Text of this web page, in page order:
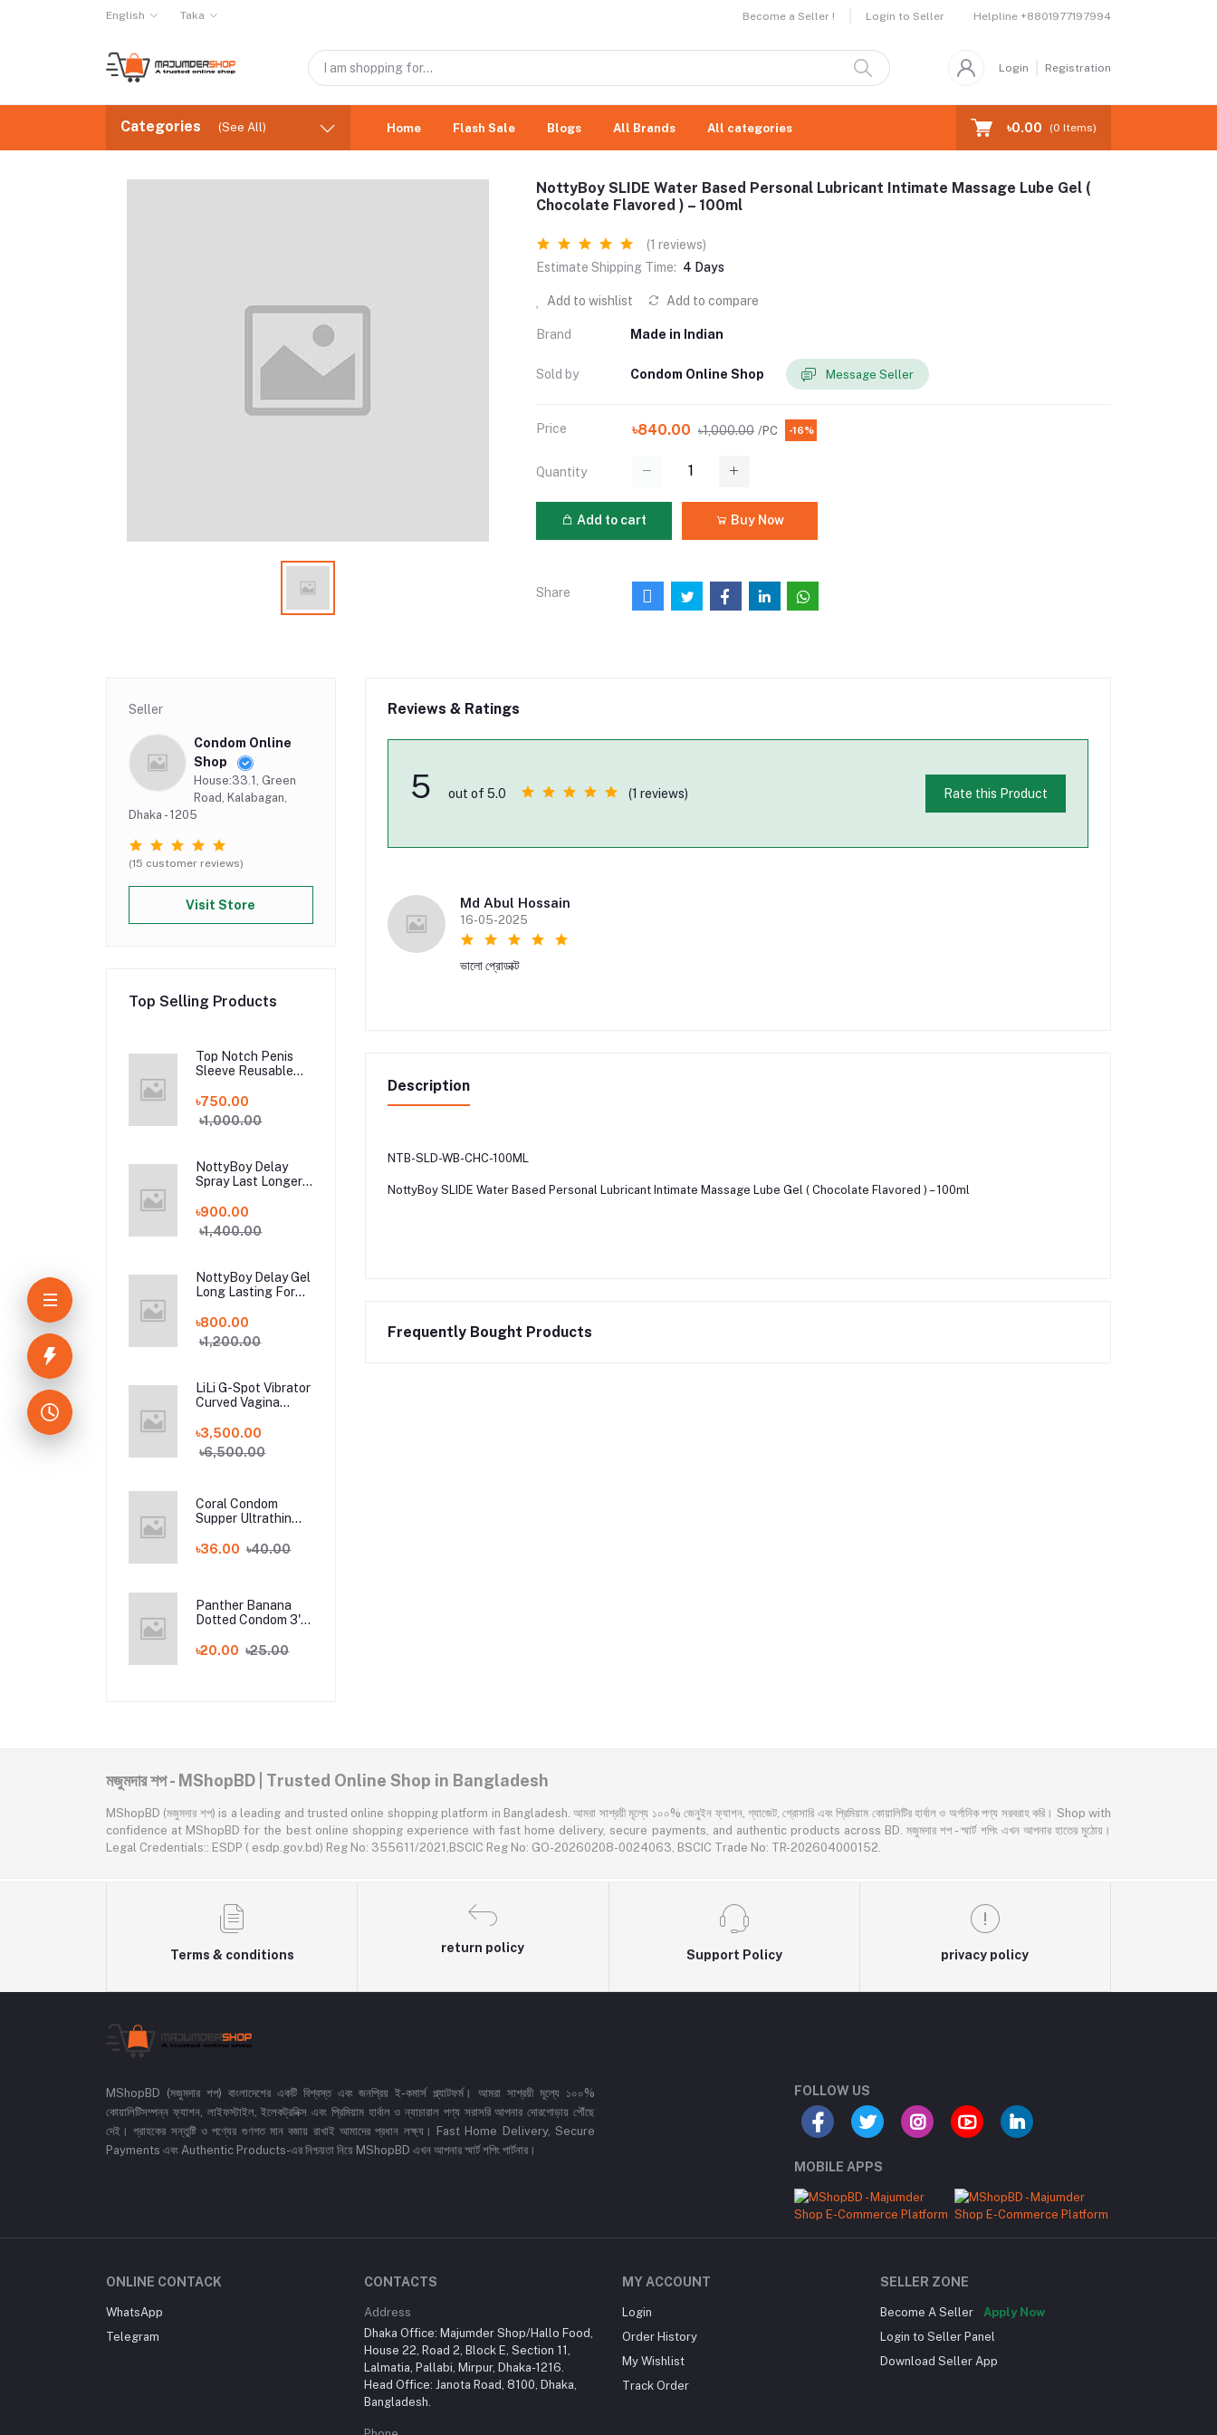
English Taka Become a Seller ! Login to Seller Helpline +8801977197994
Login Registration
Categories (See All) Home Flash Sale Blogs All Brands All categories ৳0.00 (0 Items)
NottyBoy SLIDE Water Based Personal Lubricant Intimate Massage Lube Gel (
Chocolate Flavored ) – 100ml
(1 reviews)
Estimate Shipping Time: 4 Days
Add to wishlist Add to compare
Brand Made in Indian
Sold by Condom Online Shop Message Seller
Price ৳840.00 ৳1,000.00 /PC -16%
Quantity
Add to cart Buy Now
Share
Seller
Condom Online
Shop
House:33.1, Green
Road, Kalabagan,
Dhaka - 1205
(15 customer reviews)
Visit Store
Top Selling Products
Top Notch Penis
Sleeve Reusable
৳750.00
৳1,000.00
NottyBoy Delay
Spray Last Longer
৳900.00
৳1,400.00
NottyBoy Delay Gel
Long Lasting For
৳800.00
৳1,200.00
LiLi G-Spot Vibrator
Curved Vagina
Women Dildo -
Purple
৳3,500.00
৳6,500.00
Coral Condom
Supper Ultrathin
PackSupper
৳36.00 ৳40.00
Panther Banana
Dotted Condom 3's
৳20.00 ৳25.00
Reviews & Ratings
5 out of 5.0 (1 reviews) Rate this Product
Md Abul Hossain
16-05-2025
ভালো প্রোডাক্ট
Description
NTB-SLD-WB-CHC-100ML
NottyBoy SLIDE Water Based Personal Lubricant Intimate Massage Lube Gel ( Chocolate Flavored ) – 100ml
Frequently Bought Products
মজুমদার শপ - MShopBD | Trusted Online Shop in Bangladesh
MShopBD (মজুমদার শপ) is a leading and trusted online shopping platform in Bangladesh. আমরা সাশ্রয়ী মূল্যে ১০০% জেনুইন ফ্যাশন, গ্যাজেট, গ্রোসারি এবং প্রিমিয়াম কোয়ালিটির হার্বাল ও অর্গানিক পণ্য সরবরাহ করি। Shop with
confidence at MShopBD for the best online shopping experience with fast home delivery, secure payments, and authentic products across BD. মজুমদার শপ - স্মার্ট শপিং এখন আপনার হাতের মুঠোয়।
Legal Credentials:: ESDP ( esdp.gov.bd) Reg No: 355611/2021,BSCIC Reg No: GO-20260208-0024063, BSCIC Trade No: TR-202604000152.
Terms & conditions
return policy
Support Policy privacy policy
MShopBD (মজুমদার শপ) বাংলাদেশের একটি বিশ্বস্ত এবং জনপ্রিয় ই-কমার্স প্ল্যাটফর্ম। আমরা সাশ্রয়ী মূল্যে ১০০%
কোয়ালিটিসম্পন্ন ফ্যাশন, লাইফস্টাইল, ইলেকট্রনিক্স এবং প্রিমিয়াম হার্বাল ও ন্যাচারাল পণ্য সরাসরি আপনার দোরগোড়ায় পৌঁছে
দেই। গ্রাহকের সন্তুষ্টি ও পণ্যের গুণগত মান বজায় রাখাই আমাদের প্রধান লক্ষ্য। Fast Home Delivery, Secure
Payments এবং Authentic Products-এর নিশ্চয়তা নিয়ে MShopBD এখন আপনার স্মার্ট শপিং পার্টনার।
FOLLOW US
MOBILE APPS
ONLINE CONTACK
WhatsApp
Telegram
CONTACTS
Address
Dhaka Office: Majumder Shop/Hallo Food,
House 22, Road 2, Block E, Section 11,
Lalmatia, Pallabi, Mirpur, Dhaka-1216.
Head Office: Janota Road, 8100, Dhaka,
Bangladesh.
MY ACCOUNT
Login
Order History
My Wishlist
Track Order
SELLER ZONE
Become A Seller
Apply Now
Login to Seller Panel
Download Seller App